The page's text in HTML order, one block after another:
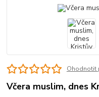
Ohodnotit
Včera muslim, dnes